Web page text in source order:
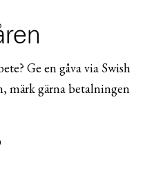
Ge en gåva via Swish
märk gärna betalningen